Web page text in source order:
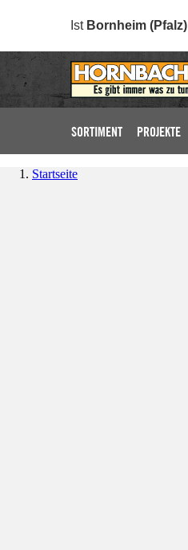
Ist Bornheim (Pfalz)
SORTIMENT PROJEKTE
Startseite